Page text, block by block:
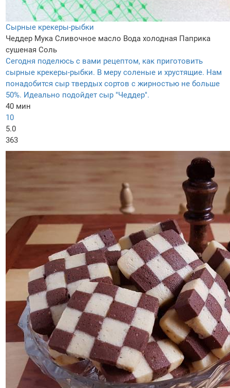
Сырные крекеры-рыбки
Чеддер Мука Сливочное масло Вода холодная Паприка
сушеная Соль
Сегодня поделюсь с вами рецептом, как приготовить
сырные крекеры-рыбки. В меру соленые и хрустящие. Нам
понадобится сыр твердых сортов с жирностью не больше
50%. Идеально подойдет сыр "Чеддер".
40 мин
10
5.0
363